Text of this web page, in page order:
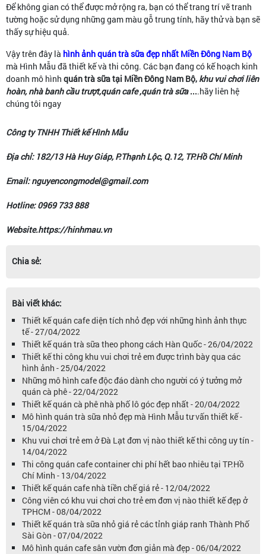
Để không gian có thể được mở rộng ra, bạn có thể trang trí vẽ tranh
tường hoặc sử dụng những gam màu gỗ trung tính, hãy thử và bạn sẽ
thấy sự hiệu quả.
Vậy trên đây là hình ảnh quán trà sữa đẹp nhất Miền Đông Nam Bộ
mà Hình Mẫu đã thiết kế và thi công. Các bạn đang có kế hoạch kinh
doanh mô hình quán trà sữa tại Miền Đông Nam Bộ, khu vui chơi liên
hoàn, nhà banh cầu trượt,quán cafe ,quán trà sữa....hãy liên hệ
chúng tôi ngay
Công ty TNHH Thiết kế Hình Mẫu
Địa chỉ: 182/13 Hà Huy Giáp, P.Thạnh Lộc, Q.12, TP.Hồ Chí Minh
Email: nguyencongmodel@gmail.com
Hotline: 0969 733 888
Website.https://hinhmau.vn
Chia sẻ:
Bài viết khác:
Thiết kế quán cafe diện tích nhỏ đẹp với những hình ảnh thực
tế - 27/04/2022
Thiết kế quán trà sữa theo phong cách Hàn Quốc - 26/04/2022
Thiết kế thi công khu vui chơi trẻ em được trình bày qua các
hình ảnh - 25/04/2022
Những mô hình cafe độc đáo dành cho người có ý tưởng mở
quán cà phê - 22/04/2022
Thiết kế quán cà phê nhà phố lô góc đẹp nhất - 20/04/2022
Mô hình quán trà sữa nhỏ đẹp mà Hình Mẫu tư vấn thiết kế -
15/04/2022
Khu vui chơi trẻ em ở Đà Lạt đơn vị nào thiết kế thi công uy tín -
14/04/2022
Thi công quán cafe container chi phí hết bao nhiêu tại TP.Hồ
Chí Minh - 13/04/2022
Thiết kế quán cafe nhà tiền chế giá rẻ - 12/04/2022
Công viên có khu vui chơi cho trẻ em đơn vị nào thiết kế đẹp ở
TPHCM - 08/04/2022
Thiết kế quán trà sữa nhỏ giá rẻ các tỉnh giáp ranh Thành Phố
Sài Gòn - 07/04/2022
Mô hình quán cafe sân vườn đơn giản mà đẹp - 06/04/2022